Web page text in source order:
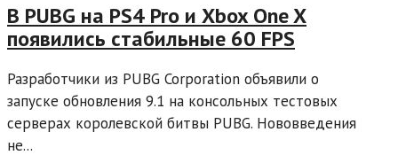
В PUBG на PS4 Pro и Xbox One X
появились стабильные 60 FPS
Разработчики из PUBG Corporation объявили о
запуске обновления 9.1 на консольных тестовых
серверах королевской битвы PUBG. Нововведения
не...